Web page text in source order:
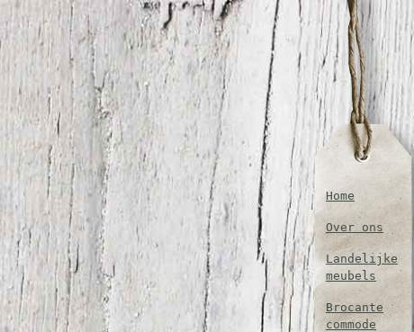
Home
Over ons
Landelijke
meubels
Brocante
commode